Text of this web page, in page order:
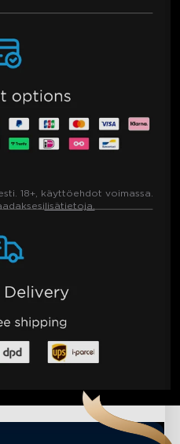
18+, käyttöehdot voimassa.
lisätietoja.